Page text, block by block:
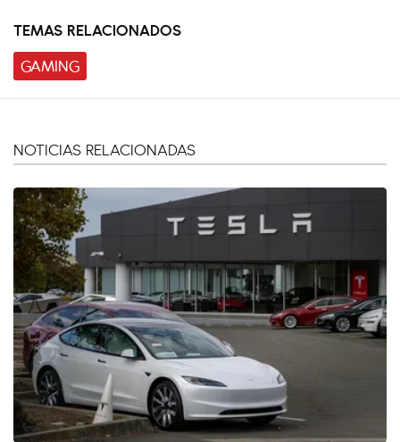
TEMAS RELACIONADOS
GAMING
NOTICIAS RELACIONADAS